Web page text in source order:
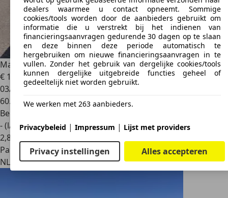
Mazda MX-5 MX-5 1.8 Kaminari
€ 13.500
03/2012
60.000 km
Benzine
- (l/100 km)
2,8
Particulier
NL 1861Bergen (nh.)
dealers waarmee u contact opneemt. Sommige
cookies/tools worden door de aanbieders gebruikt om
informatie die u verstrekt bij het indienen van
financieringsaanvragen gedurende 30 dagen op te slaan
en deze binnen deze periode automatisch te
hergebruiken om nieuwe financieringsaanvragen in te
vullen. Zonder het gebruik van dergelijke cookies/tools
kunnen dergelijke uitgebreide functies geheel of
gedeeltelijk niet worden gebruikt.
We werken met 263 aanbieders.
Privacybeleid | Impressum | Lijst met providers
Privacy instellingen Alles accepteren